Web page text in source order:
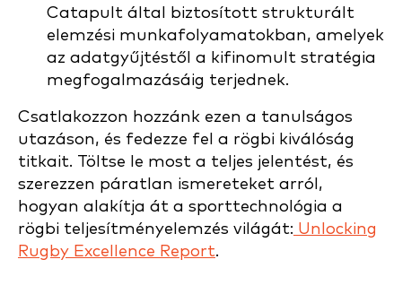
Catapult által biztosított strukturált
elemzési munkafolyamatokban, amelyek
az adatgyűjtéstől a kifinomult stratégia
megfogalmazásáig terjednek.
Csatlakozzon hozzánk ezen a tanulságos
utazáson, és fedezze fel a rögbi kiválóság
titkait. Töltse le most a teljes jelentést, és
szerezzen páratlan ismereteket arról,
hogyan alakítja át a sporttechnológia a
rögbi teljesítményelemzés világát: Unlocking
Rugby Excellence Report.